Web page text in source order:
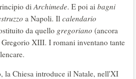
diArchimede. E poi ai bagni
a Napoli. Il calendario
da quello gregoriano (ancora
XIII. I romani inventano tante
la Chiesa introduce il Natale, nell'XI